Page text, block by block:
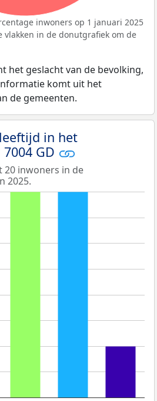
inwoners op 1 januari 2025
vlakken in de donutgrafiek om de
het geslacht van de bevolking,
komt uit het
de gemeenten.
in het
GD
20 inwoners in de
2025.